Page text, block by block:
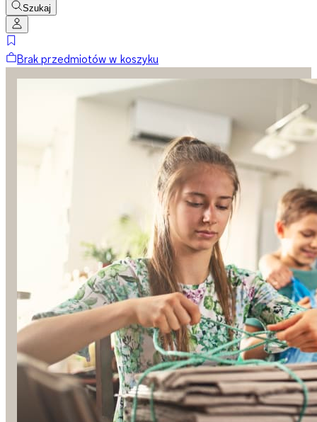
Szukaj
Brak przedmiotów w koszyku